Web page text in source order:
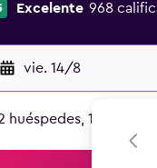
Excelente 968
vie. 14/8
huéspedes, 1